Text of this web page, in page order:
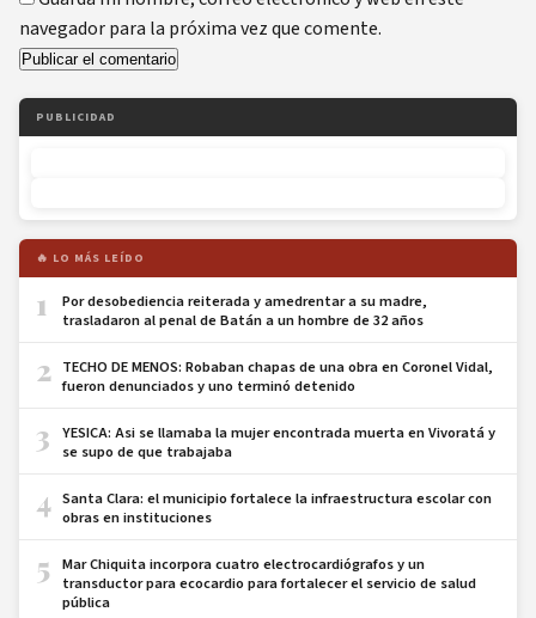
navegador para la próxima vez que comente.
PUBLICIDAD
🔥 LO MÁS LEÍDO
1
Por desobediencia reiterada y amedrentar a su madre,
trasladaron al penal de Batán a un hombre de 32 años
2 TECHO DE MENOS: Robaban chapas de una obra en Coronel Vidal,
fueron denunciados y uno terminó detenido
3
YESICA: Asi se llamaba la mujer encontrada muerta en Vivoratá y
se supo de que trabajaba
4 Santa Clara: el municipio fortalece la infraestructura escolar con
obras en instituciones
5
Mar Chiquita incorpora cuatro electrocardiógrafos y un
transductor para ecocardio para fortalecer el servicio de salud
pública